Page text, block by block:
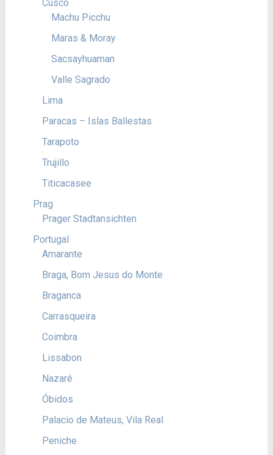
Cusco
Machu Picchu
Maras & Moray
Sacsayhuaman
Valle Sagrado
Lima
Paracas – Islas Ballestas
Tarapoto
Trujillo
Titicacasee
Prag
Prager Stadtansichten
Portugal
Amarante
Braga, Bom Jesus do Monte
Braganca
Carrasqueira
Coimbra
Lissabon
Nazaré
Óbidos
Palacio de Mateus, Vila Real
Peniche